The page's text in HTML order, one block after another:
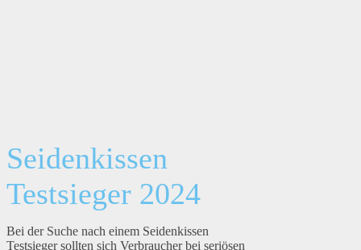
Seidenkissen
Testsieger 2024
Bei der Suche nach einem Seidenkissen
Testsieger sollten sich Verbraucher bei seriösen